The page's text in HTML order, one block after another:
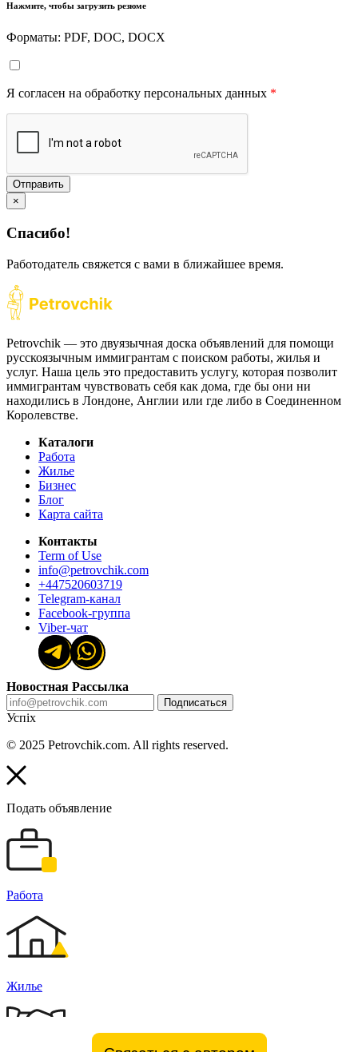
Нажмите, чтобы загрузить резюме
Форматы: PDF, DOC, DOCX
Я согласен на обработку персональных данных *
Отправить
×
Спасибо!
Работодатель свяжется с вами в ближайшее время.
Petrovchik — это двуязычная доска объявлений для помощи
русскоязычным иммигрантам с поиском работы, жилья и
услуг. Наша цель это предоставить услугу, которая позволит
иммигрантам чувствовать себя как дома, где бы они ни
находились в Лондоне, Англии или где либо в Соединенном
Королевстве.
Каталоги
Работа
Жилье
Бизнес
Блог
Карта сайта
Контакты
Term of Use
info@petrovchik.com
+447520603719
Telegram-канал
Facebook-группа
Viber-чат
Новостная Рассылка
Подписаться
Успіх
© 2025 Petrovchik.com. All rights reserved.
Подать объявление
Работа
Жилье